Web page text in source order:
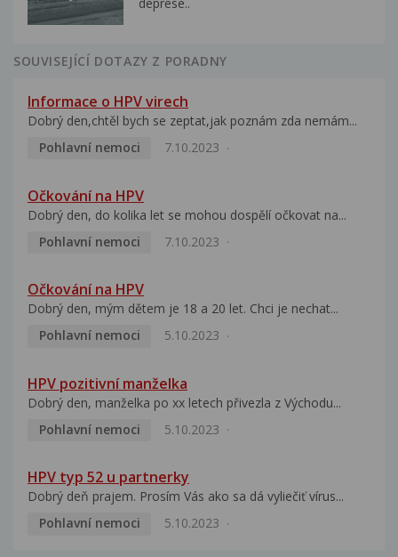
SOUVISEJÍCÍ DOTAZY Z PORADNY
Informace o HPV virech
Dobrý den,chtěl bych se zeptat,jak poznám zda nemám...
Pohlavní nemoci
7.10.2023
Očkování na HPV
Dobrý den, do kolika let se mohou dospělí očkovat na...
Pohlavní nemoci
7.10.2023
Očkování na HPV
Dobrý den, mým dětem je 18 a 20 let. Chci je nechat...
Pohlavní nemoci
5.10.2023
HPV pozitivní manželka
Dobrý den, manželka po xx letech přivezla z Východu...
Pohlavní nemoci
5.10.2023
HPV typ 52 u partnerky
Dobrý deň prajem. Prosím Vás ako sa dá vyliečiť vírus...
Pohlavní nemoci
5.10.2023